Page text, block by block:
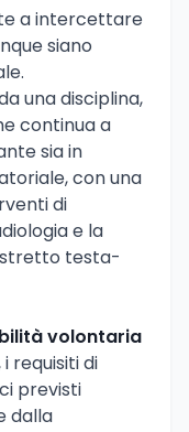
a intercettare
siano
una disciplina,
continua a
sia in
con una
di
e la
testa-
volontaria
i requisiti di
previsti
dalla